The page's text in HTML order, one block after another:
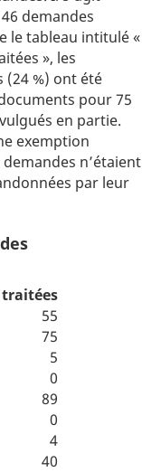
demandes
le tableau intitulé «
», les
(24 %) ont été
pour 75
en partie.
exemption
n’étaient
par leur
traitées
55
75
5
0
89
0
4
40